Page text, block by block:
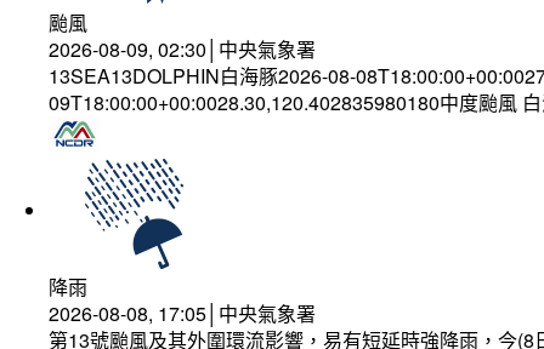
颱風
2026-08-09, 02:30│中央氣象署
13SEA13DOLPHIN白海豚2026-08-
09T18:00:00+00:0028.30,120.402835980180中度颱風
降雨
2026-08-08, 17:05│中央氣象署
第13號颱風及其外圍環流影響，易有短延時強降雨，今